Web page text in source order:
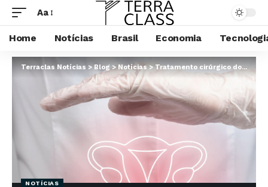
Aa
Home Notícias Brasil Economia
Terraclas Notícias>Blog > Notícias>Tratamento cirúrgico do câncer ginecológico
NOTÍCIAS